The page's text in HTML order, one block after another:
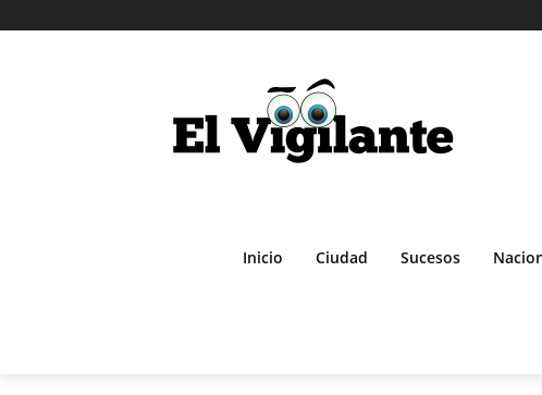
Inicio Ciudad Sucesos